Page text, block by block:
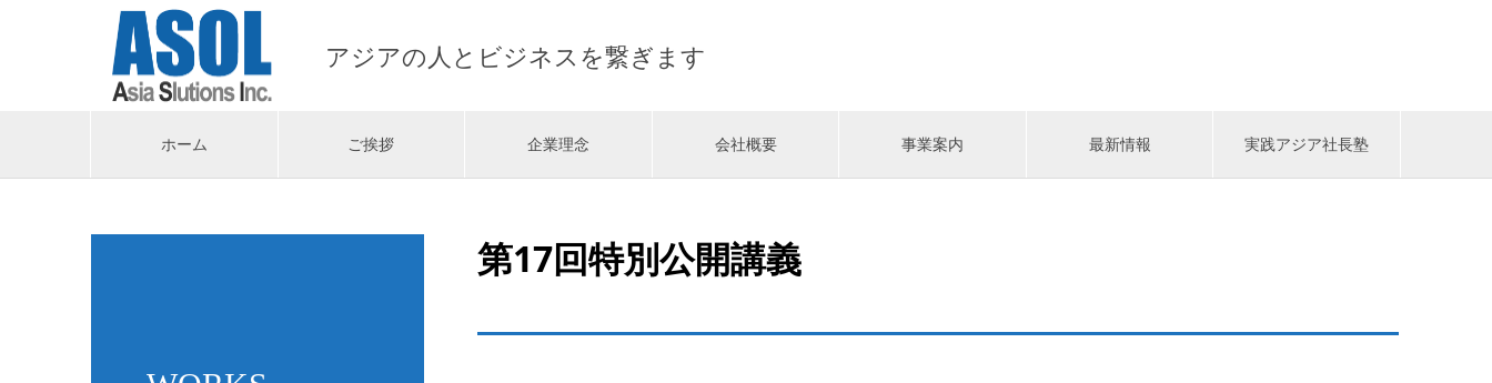
アジアの人とビジネスを繋ぎます
ホーム ご挨拶 企業理念 会社概要 事業案内 最新情報 実践アジア社長塾
第17回特別公開講義